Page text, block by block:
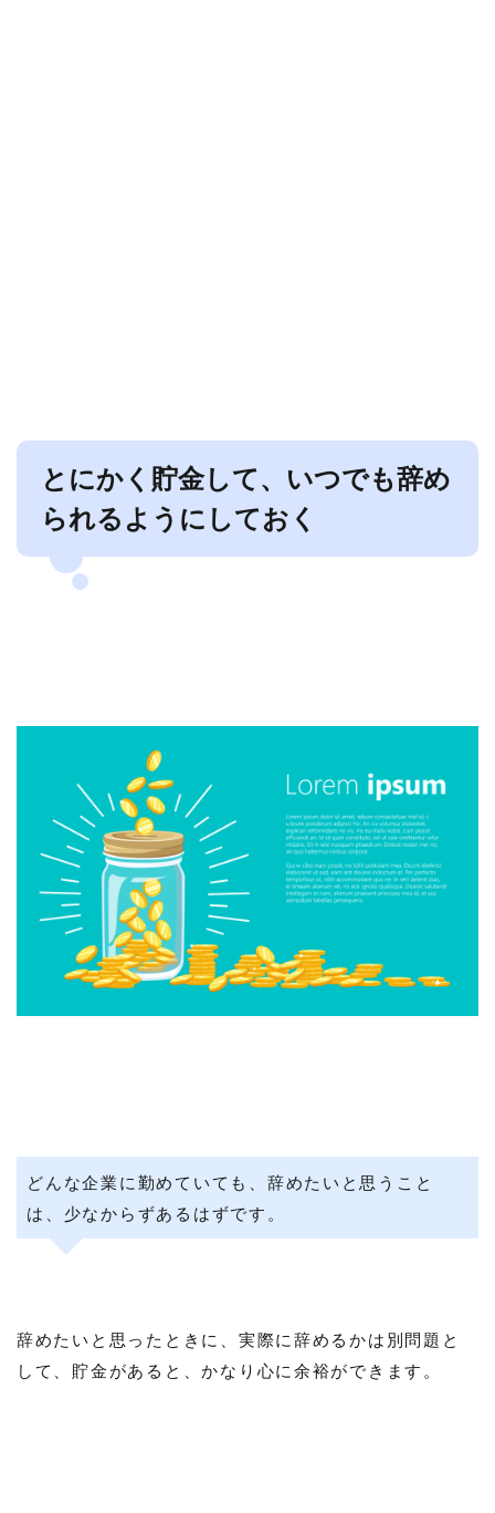
とにかく貯金して、いつでも辞め
られるようにしておく
どんな企業に勤めていても、辞めたいと思うこと
は、少なからずあるはずです。
辞めたいと思ったときに、実際に辞めるかは別問題と
して、貯金があると、かなり心に余裕ができます。